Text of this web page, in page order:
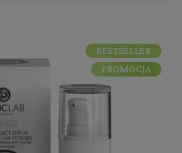
BESTSELLER
PROMOCJA